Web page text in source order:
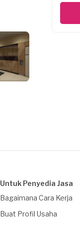
Untuk Penyedia Jasa
Bagaimana Cara Kerja
Buat Profil Usaha